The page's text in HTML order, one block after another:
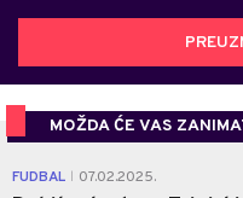
MOŽDA ĆE VAS
FUDBAL 07.02.2025.